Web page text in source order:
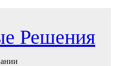
Решения